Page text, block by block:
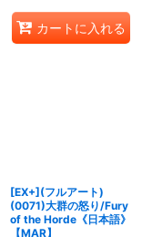
カートに入れる
[EX+](フルアート)
(0071)大群の怒り/Fury
of the Horde《日本語》
【MAR】